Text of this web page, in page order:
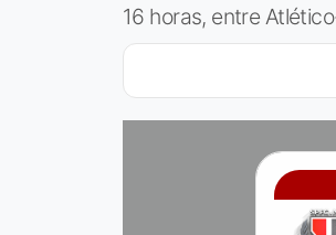
16 horas, entre